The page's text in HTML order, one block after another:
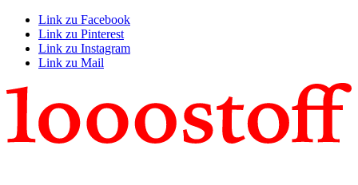
Link zu Facebook
Link zu Pinterest
Link zu Instagram
Link zu Mail